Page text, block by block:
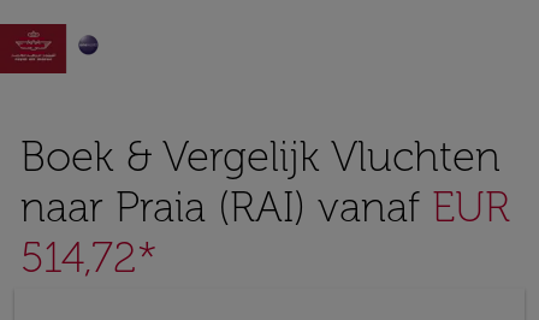

Boek & Vergelijk Vluchten
naar Praia (RAI) vanaf EUR
514,72*